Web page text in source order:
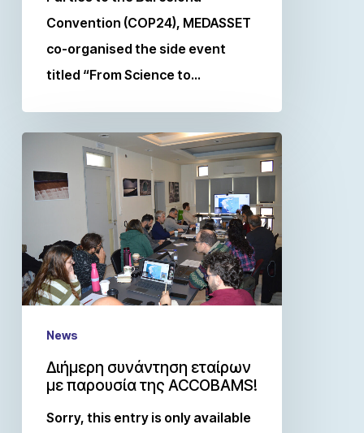
Convention (COP24), MEDASSET
co-organised the side event
titled “From Science to…
News
Διήμερη συνάντηση εταίρων
με παρουσία της ACCOBAMS!
Sorry, this entry is only available